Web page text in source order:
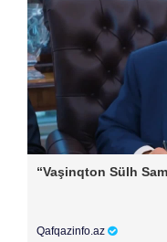
“Vaşinqton Sülh
Qafqazinfo.az